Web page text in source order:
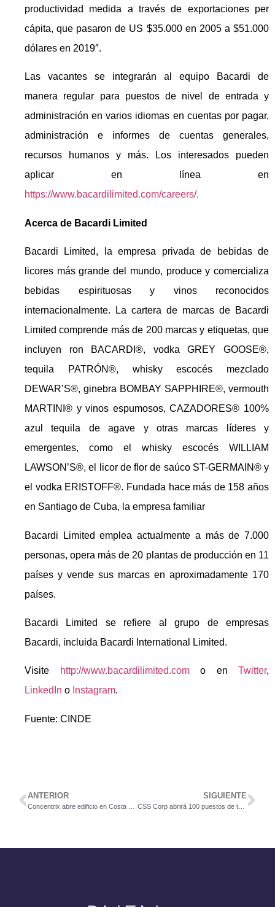
productividad medida a través de exportaciones per
cápita, que pasaron de US $35.000 en 2005 a $51.000
dólares en 2019″.
Las vacantes se integrarán al equipo Bacardi de
manera regular para puestos de nivel de entrada y
administración en varios idiomas en cuentas por pagar,
administración e informes de cuentas generales,
recursos humanos y más. Los interesados pueden
aplicar en línea en
https://www.bacardilimited.com/careers/.
Acerca de Bacardi Limited
Bacardi Limited, la empresa privada de bebidas de
licores más grande del mundo, produce y comercializa
bebidas espirituosas y vinos reconocidos
internacionalmente. La cartera de marcas de Bacardi
Limited comprende más de 200 marcas y etiquetas, que
incluyen ron BACARDI®, vodka GREY GOOSE®,
tequila PATRÓN®, whisky escocés mezclado
DEWAR’S®, ginebra BOMBAY SAPPHIRE®, vermouth
MARTINI® y vinos espumosos, CAZADORES® 100%
azul tequila de agave y otras marcas líderes y
emergentes, como el whisky escocés WILLIAM
LAWSON’S®, el licor de flor de saúco ST-GERMAIN® y
el vodka ERISTOFF®. Fundada hace más de 158 años
en Santiago de Cuba, la empresa familiar
Bacardi Limited emplea actualmente a más de 7.000
personas, opera más de 20 plantas de producción en 11
países y vende sus marcas en aproximadamente 170
países.
Bacardi Limited se refiere al grupo de empresas
Bacardi, incluida Bacardi International Limited.
Visite http://www.bacardilimited.como en Twitter,
LinkedIn o Instagram.
Fuente: CINDE
ANTERIOR SIGUIENTE
CSS Corp abrirá 100 puestos de trabajo en Costa Rica